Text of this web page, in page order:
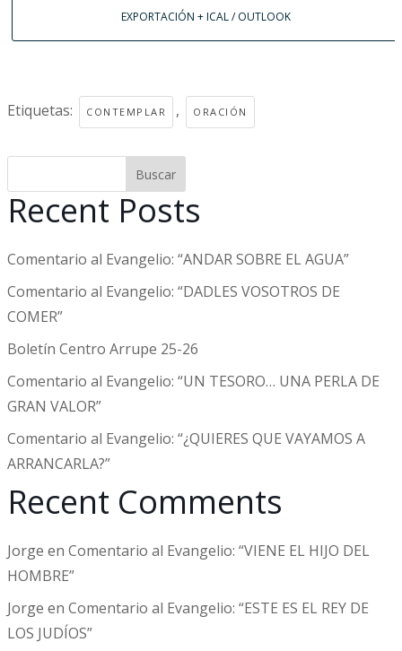
EXPORTACIÓN + ICAL / OUTLOOK
Etiquetas: CONTEMPLAR , ORACIÓN
Buscar
Recent Posts
Comentario al Evangelio: “ANDAR SOBRE EL AGUA”
Comentario al Evangelio: “DADLES VOSOTROS DE
COMER”
Boletín Centro Arrupe 25-26
Comentario al Evangelio: “UN TESORO… UNA PERLA DE
GRAN VALOR”
Comentario al Evangelio: “¿QUIERES QUE VAYAMOS A
ARRANCARLA?”
Recent Comments
Jorge en Comentario al Evangelio: “VIENE EL HIJO DEL
HOMBRE”
Jorge en Comentario al Evangelio: “ESTE ES EL REY DE
LOS JUDÍOS”